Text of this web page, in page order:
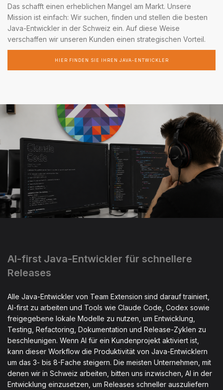
Das schafft einen erheblichen Mangel am Markt. Unsere
Mission ist einfach: Wir suchen, finden und stellen die besten
Java-Entwickler in der Schweiz ein. Auf diese Weise
verschaffen wir unseren Kunden einen strategischen Vorteil.
HIER FINDEN SIE IHREN JAVA-ENTWICKLER
AI-first Java-Entwickler für schnellere
Releases
Alle Java-Entwickler von Team Extension sind darauf trainiert,
AI-first zu arbeiten und Tools wie Claude Code, Codex sowie
freigegebene lokale Modelle zu nutzen, um Entwicklung,
Testing, Refactoring, Dokumentation und Release-Zyklen zu
beschleunigen. Wenn AI für ein Kundenprojekt aktiviert ist,
kann dieser Workflow die Produktivität von Java-Entwicklern
um das 3- bis 8-Fache steigern. Die meisten Unternehmen, mit
denen wir in Schweiz arbeiten, bitten uns inzwischen, AI in der
Entwicklung einzusetzen, um Releases schneller auszuliefern